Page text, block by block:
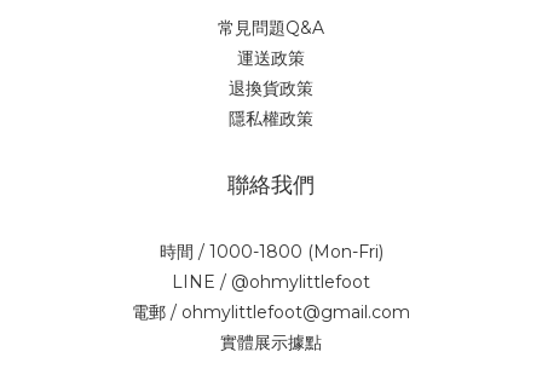
常見問題Q&A
運送政策
退換貨政策
隱私權政策
聯絡我們
時間 / 1000-1800 (Mon-Fri)
LINE / @ohmylittlefoot
電郵 / ohmylittlefoot@gmail.com
實體展示據點